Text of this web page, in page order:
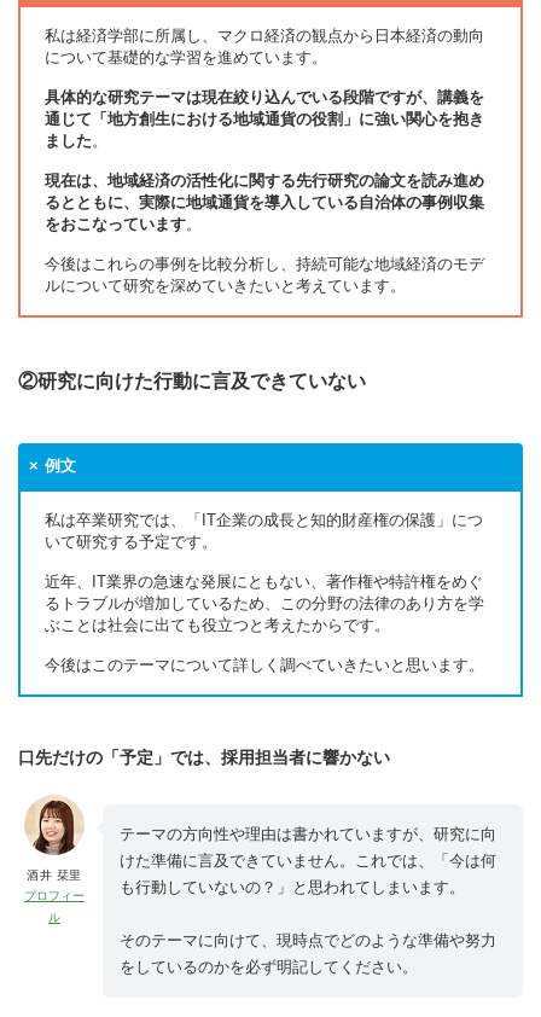
私は経済学部に所属し、マクロ経済の観点から日本経済の動向
について基礎的な学習を進めています。
具体的な研究テーマは現在絞り込んでいる段階ですが、講義を
通じて「地方創生における地域通貨の役割」に強い関心を抱き
ました 。
現在は、地域経済の活性化に関する先行研究の論文を読み進め
るとともに、実際に地域通貨を導入している自治体の事例収集
をおこなっています。
今後はこれらの事例を比較分析し、持続可能な地域経済のモデ
ルについて研究を深めていきたいと考えています。
②研究に向けた行動に言及できていない
例文
私は卒業研究では、「IT企業の成長と知的財産権の保護」につ
いて研究する予定です。
近年、IT業界の急速な発展にともない、著作権や特許権をめぐ
るトラブルが増加しているため、この分野の法律のあり方を学
ぶことは社会に出ても役立つと考えたからです。
今後はこのテーマについて詳しく調べていきたいと思います。
口先だけの「予定」では、採用担当者に響かない
酒井 栞里
プロフィー
ル
テーマの方向性や理由は書かれていますが、研究に向
けた準備に言及できていません。これでは、「今は何
も行動していないの？」と思われてしまいます。
そのテーマに向けて、現時点でどのような準備や努力
をしているのかを必ず明記してください。